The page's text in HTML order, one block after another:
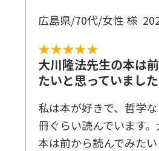
広島県/70代/女性 様
★★★★★
大川隆法先生の本は
たいと思っていました
私は本が好きで、哲学
冊ぐらい読んでいます
本は前から読んでみた